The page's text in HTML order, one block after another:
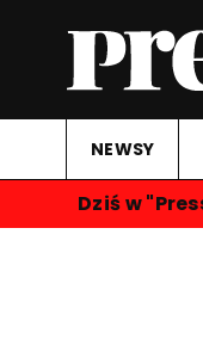
NEWSY
Dziś w